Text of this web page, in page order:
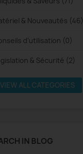
& Nouveautés (46)
d’utilisation (0)
& Sécurité (2)
VIEW ALL CATEGORIES
IN BLOG